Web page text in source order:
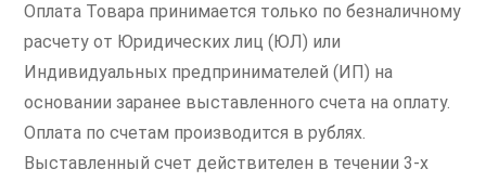
Оплата Товара принимается только по безналичному
расчету от Юридических лиц (ЮЛ) или
Индивидуальных предпринимателей (ИП) на
основании заранее выставленного счета на оплату.
Оплата по счетам производится в рублях.
Выставленный счет действителен в течении 3-х